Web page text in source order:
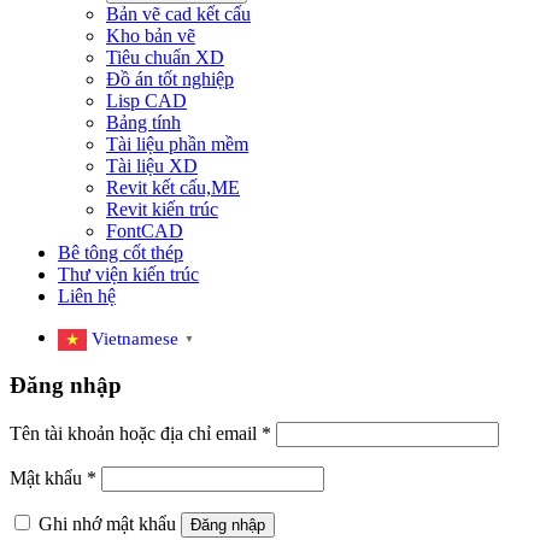
Bản vẽ cad kết cấu
Kho bản vẽ
Tiêu chuẩn XD
Đồ án tốt nghiệp
Lisp CAD
Bảng tính
Tài liệu phần mềm
Tài liệu XD
Revit kết cấu,ME
Revit kiến trúc
FontCAD
Bê tông cốt thép
Thư viện kiến trúc
Liên hệ
Vietnamese ▼
Đăng nhập
Tên tài khoản hoặc địa chỉ email *
Mật khẩu *
Ghi nhớ mật khẩu Đăng nhập